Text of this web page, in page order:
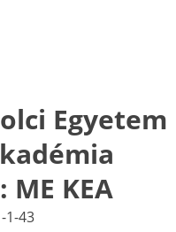
Egyetem
ME KEA
1-43